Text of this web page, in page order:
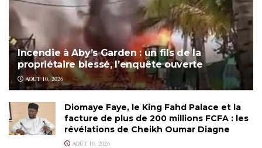
Incendie à Aby’s Garden : un fils de la
propriétaire blessé, l’enquête ouverte
AOÛT 10, 2026
Diomaye Faye, le King Fahd Palace et la
facture de plus de 200 millions FCFA : les
révélations de Cheikh Oumar Diagne
AOÛT 10, 2026